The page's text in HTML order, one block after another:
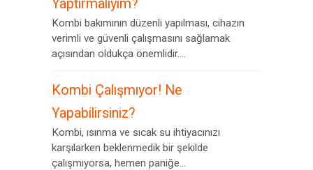
Yaptırmalıyım?
Kombi bakımının düzenli yapılması, cihazın
verimli ve güvenli çalışmasını sağlamak
açısından oldukça önemlidir....
Kombi Çalışmıyor! Ne
Yapabilirsiniz?
Kombi, ısınma ve sıcak su ihtiyacınızı
karşılarken beklenmedik bir şekilde
çalışmıyorsa, hemen paniğe...